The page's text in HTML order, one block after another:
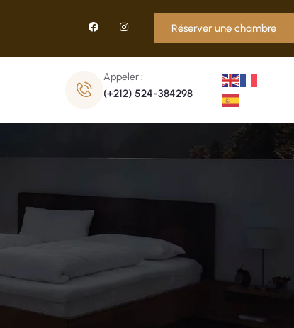
Réserver une chambre
Appeler :
(+212) 524-384298